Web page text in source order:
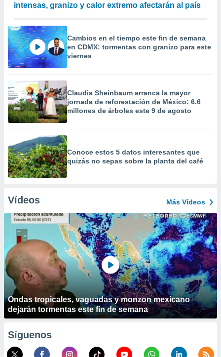
intensas, granizo y calor extremo afectarán al país
Cambios en el tiempo este fin de semana
en CDMX: tormentas con granizo para este
viernes
Claudia Sheinbaum arranca la mayor
jornada de reforestación de México: 6.6
millones de árboles este 9 de agosto
Conoce estos 5 datos interesantes que
quizás no sepas sobre la planta del café
Vídeos Más Vídeos
Ondas tropicales, vaguadas y monzon mexicano
dejarán tormentas este fin de semana
Síguenos